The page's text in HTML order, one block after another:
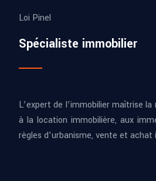
Loi Pinel
Spécialiste immobilier
L’expert de l’immobilier maîtrise
à la location immobilière, aux
règles d’urbanisme, vente et achat